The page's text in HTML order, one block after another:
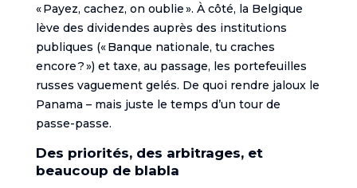
« Payez, cachez, on oublie ». À côté, la Belgique
lève des dividendes auprès des institutions
publiques (« Banque nationale, tu craches
encore ? ») et taxe, au passage, les portefeuilles
russes vaguement gelés. De quoi rendre jaloux le
Panama – mais juste le temps d’un tour de
passe-passe.
Des priorités, des arbitrages, et
beaucoup de blabla